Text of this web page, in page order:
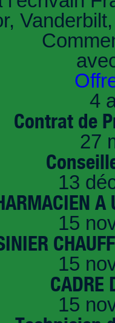
4
Contrat de
27
13
A
15
15
CADRE
15